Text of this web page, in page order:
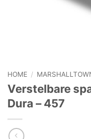
HOME /
Verstelbare
Dura – 457